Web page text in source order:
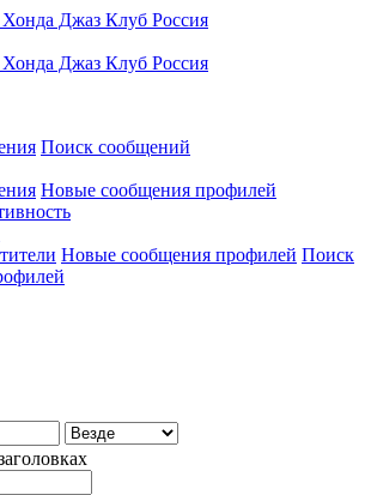
Поиск сообщений
Новые сообщения профилей
Новые сообщения профилей Поиск